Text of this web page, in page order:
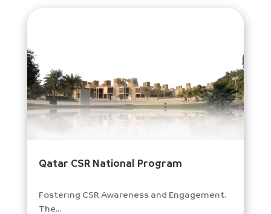
Qatar CSR National Program
Fostering CSR Awareness and Engagement.
The...